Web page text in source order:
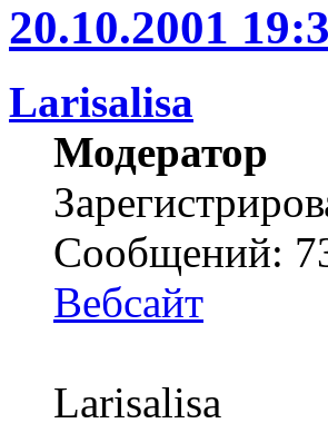
20.10.2001
Larisalisa
Модератор
Сообщений:
Вебсайт
Larisalisa